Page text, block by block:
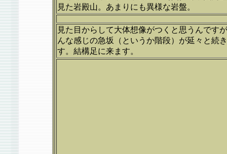
見た岩殿山。あまりにも異様な岩盤。
見た目からして大体想像がつくと思うんです
んな感じの急坂（というか階段）が延々と続
す。結構足に来ます。